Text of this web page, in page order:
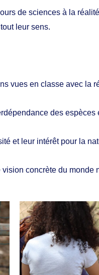
de sciences à la
leur sens.
vues en classe avec la
des
et leur intérêt pour la
concrète du monde